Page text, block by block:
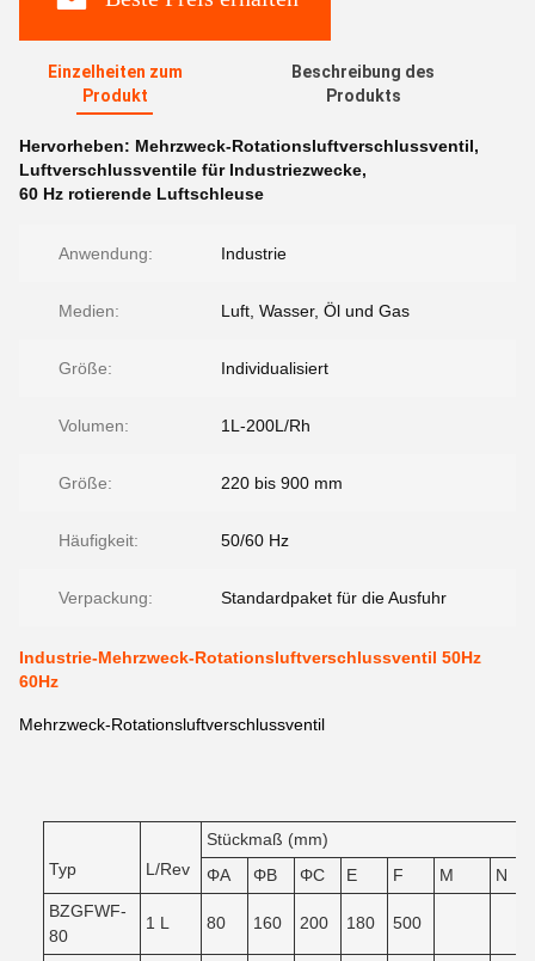
Einzelheiten zum
Produkt
Beschreibung des
Produkts
Hervorheben: Mehrzweck-Rotationsluftverschlussventil,
Luftverschlussventile für Industriezwecke,
60 Hz rotierende Luftschleuse
Anwendung: Industrie
Medien: Luft, Wasser, Öl und Gas
Größe: Individualisiert
Volumen: 1L-200L/Rh
Größe: 220 bis 900 mm
Häufigkeit: 50/60 Hz
Verpackung: Standardpaket für die Ausfuhr
Industrie-Mehrzweck-Rotationsluftverschlussventil 50Hz
60Hz
Mehrzweck-Rotationsluftverschlussventil
Typ L/Rev
Stückmaß (mm)
ΦA
ΦB ΦC E F M
N
BZGFWF-
80
1 L 80 160 200 180 500